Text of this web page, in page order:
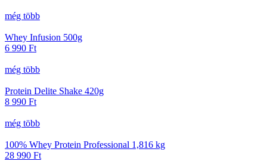
még több
Whey Infusion 500g
6 990 Ft
még több
Protein Delite Shake 420g
8 990 Ft
még több
100% Whey Protein Professional 1,816 kg
28 990 Ft